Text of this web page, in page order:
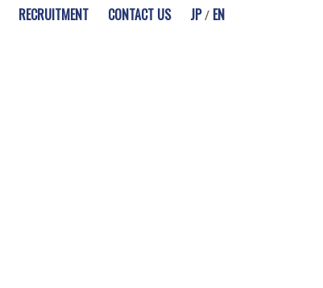
RECRUITMENT CONTACT US JP/ EN